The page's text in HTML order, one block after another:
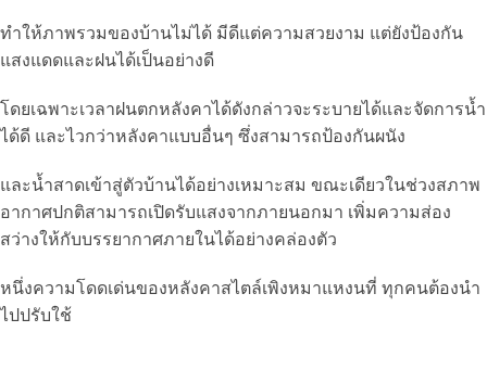
ทำให้ภาพรวมของบ้านไม่ได้ มีดีแต่ความสวยงาม แต่ยังป้องกัน
แสงแดดและฝนได้เป็นอย่างดี
โดยเฉพาะเวลาฝนตกหลังคาได้ดังกล่าวจะระบายได้และจัดการน้ำ
ได้ดี และไวกว่าหลังคาแบบอื่นๆ ซึ่งสามารถป้องกันผนัง
และน้ำสาดเข้าสู่ตัวบ้านได้อย่างเหมาะสม ขณะเดียวในช่วงสภาพ
อากาศปกติสามารถเปิดรับแสงจากภายนอกมา เพิ่มความส่อง
สว่างให้กับบรรยากาศภายในได้อย่างคล่องตัว
หนึ่งความโดดเด่นของหลังคาสไตล์เพิงหมาแหงนที่ ทุกคนต้องนำ
ไปปรับใช้